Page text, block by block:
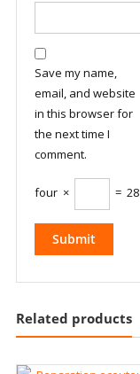
Save my name,
email, and website
in this browser for
the next time I
comment.
four × = 28
Related products